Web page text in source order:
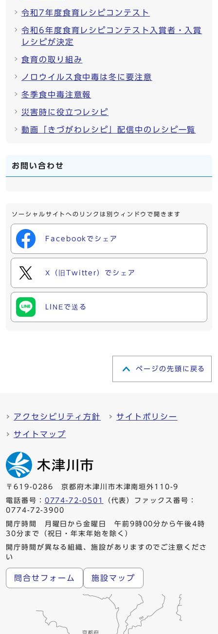
令和7年度食育レシピコンテスト
令和6年度食育レシピコンテスト入賞者・入賞
レシピが決定
食育の取り組み
ノロウイルス食中毒は冬に要注意
冬季食中毒注意報
災害時に役立つレシピ
動画「きづがわレシピ」配信中のレシピ一覧
お問い合わせ
ソーシャルサイトへのリンクは別ウィンドウで開きます
Facebookでシェア
X（旧Twitter）でシェア
LINEで送る
ページの先頭に戻る
アクセシビリティ方針 サイトポリシー
サイトマップ
〒619-0286 京都府木津川市木津南垣外110-9
電話番号： 0774-72-0501
（代表）ファックス番号：
0774-72-3900
開庁時間 月曜日から金曜日 午前9時00分から午後4時
30分まで（祝日・年末年始を除く）
開庁時間が異なる組織、施設がありますのでご注意くださ
い
問合せフォーム 施設マップ